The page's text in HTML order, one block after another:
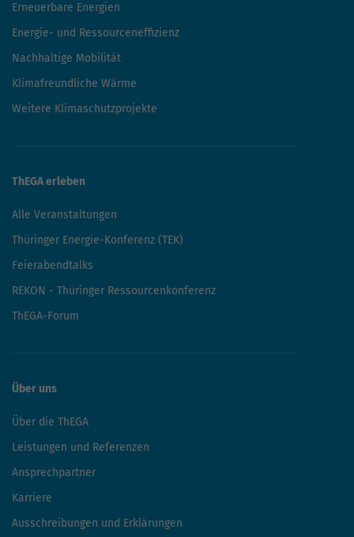
Erneuerbare Energien
Energie- und Ressourceneffizienz
Nachhaltige Mobilität
Klimafreundliche Wärme
Weitere Klimaschutzprojekte
ThEGA erleben
Alle Veranstaltungen
Thüringer Energie-Konferenz (TEK)
Feierabendtalks
REKON - Thüringer Ressourcenkonferenz
ThEGA-Forum
Über uns
Über die ThEGA
Leistungen und Referenzen
Ansprechpartner
Karriere
Ausschreibungen und Erklärungen